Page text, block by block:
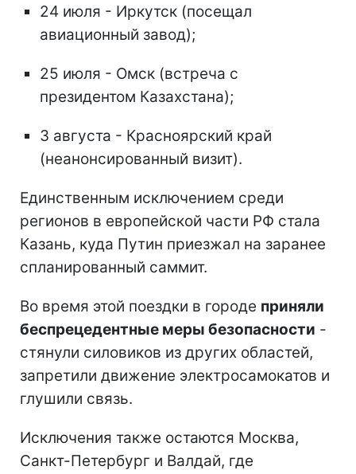
24 июля - Иркутск (посещал
авиационный завод);
25 июля - Омск (встреча с
президентом Казахстана);
3 августа - Красноярский край
(неанонсированный визит).
Единственным исключением среди
регионов в европейской части РФ стала
Казань, куда Путин приезжал на заранее
спланированный саммит.
Во время этой поездки в городе приняли
беспрецедентные меры безопасности -
стянули силовиков из других областей,
запретили движение электросамокатов и
глушили связь.
Исключения также остаются Москва,
Санкт-Петербург и Валдай, где